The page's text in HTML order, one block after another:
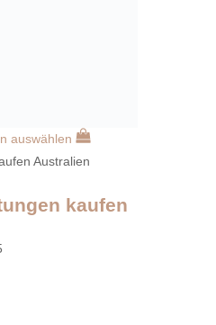
auswählen
Australien
kaufen